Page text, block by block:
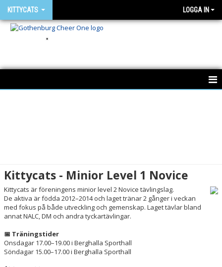
KITTYCATS LOGGA IN
.
Kittycats - Minior Level 1 Novice
Kittycats är föreningens minior level 2 Novice tävlingslag.
De aktiva är födda 2012–2014 och laget tränar 2 gånger i veckan
med fokus på både utveckling och gemenskap. Laget tävlar bland
annat NALC, DM och andra tyckartävlingar.
📅 Träningstider
Onsdagar 17.00–19.00 i Berghalla Sporthall
Söndagar 15.00–17.00 i Berghalla Sporthall